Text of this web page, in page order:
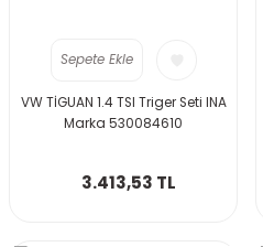
Sepete Ekle
VW TİGUAN 1.4 TSI Triger Seti INA
Marka 530084610
3.413,53 TL